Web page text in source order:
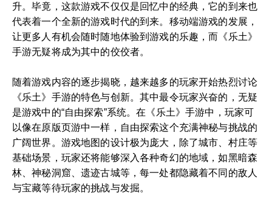
升。毕竟，这款游戏不仅仅是回忆中的经典，它的到来也
代表着一个全新的游戏时代的到来。移动端游戏的发展，
让更多人有机会随时随地体验到游戏的乐趣，而《乐土》
手游无疑将成为其中的佼佼者。
随着游戏内容的逐步揭晓，越来越多的玩家开始热烈讨论
《乐土》手游的特色与创新。其中最令玩家兴奋的，无疑
是游戏中的“自由探索”系统。在《乐土》手游中，玩家可
以像在原版页游中一样，自由探索这个充满神秘与挑战的
广阔世界。游戏地图的设计极为庞大，除了城市、村庄等
基础场景，玩家还将能够深入各种奇幻的地域，如黑暗森
林、神秘洞窟、遗迹古城等，每一处都隐藏着不同的敌人
与宝藏等待玩家的挑战与发掘。